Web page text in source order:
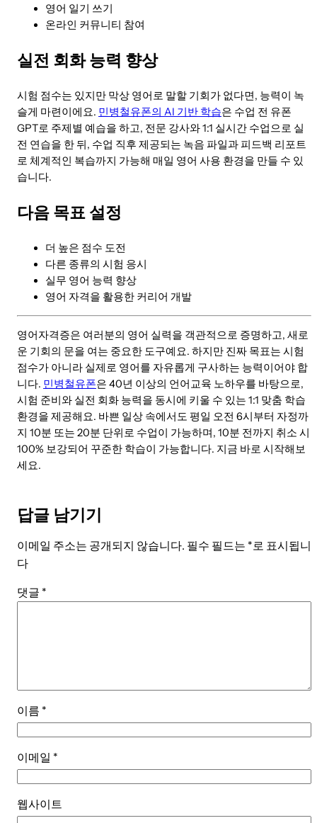
영어 일기 쓰기
온라인 커뮤니티 참여
실전 회화 능력 향상
시험 점수는 있지만 막상 영어로 말할 기회가 없다면, 능력이 녹
슬게 마련이에요. 민병철유폰의 AI 기반 학습은 수업 전 유폰
GPT로 주제별 예습을 하고, 전문 강사와 1:1 실시간 수업으로 실
전 연습을 한 뒤, 수업 직후 제공되는 녹음 파일과 피드백 리포트
로 체계적인 복습까지 가능해 매일 영어 사용 환경을 만들 수 있
습니다.
다음 목표 설정
더 높은 점수 도전
다른 종류의 시험 응시
실무 영어 능력 향상
영어 자격을 활용한 커리어 개발
영어자격증은 여러분의 영어 실력을 객관적으로 증명하고, 새로
운 기회의 문을 여는 중요한 도구예요. 하지만 진짜 목표는 시험
점수가 아니라 실제로 영어를 자유롭게 구사하는 능력이어야 합
니다. 민병철유폰은 40년 이상의 언어교육 노하우를 바탕으로,
시험 준비와 실전 회화 능력을 동시에 키울 수 있는 1:1 맞춤 학습
환경을 제공해요. 바쁜 일상 속에서도 평일 오전 6시부터 자정까
지 10분 또는 20분 단위로 수업이 가능하며, 10분 전까지 취소 시
100% 보강되어 꾸준한 학습이 가능합니다. 지금 바로 시작해보
세요.
답글 남기기
이메일 주소는 공개되지 않습니다. 필수 필드는 *로 표시됩니
다
댓글 *
이름 *
이메일 *
웹사이트